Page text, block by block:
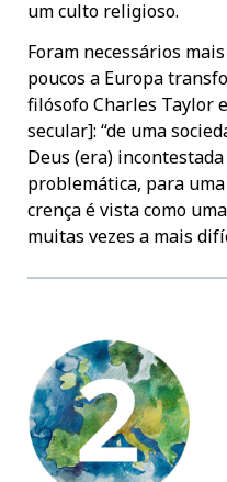
um culto religioso.
Foram necessários
poucos a Europa
filósofo Charles Taylor
secular]: “de uma
Deus (era)
problemática, para
crença é vista como
muitas vezes a mais